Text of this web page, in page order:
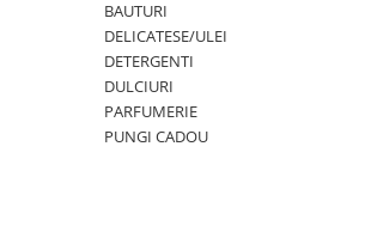
BAUTURI
DELICATESE/ULEI
DETERGENTI
DULCIURI
PARFUMERIE
PUNGI CADOU